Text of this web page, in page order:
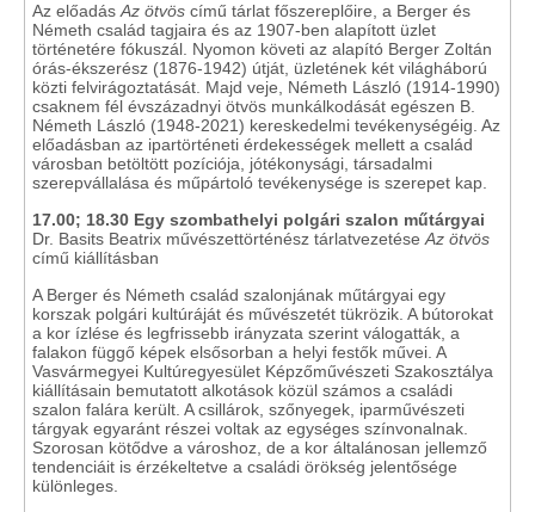
Az előadás Az ötvös című tárlat főszereplőire, a Berger és
Németh család tagjaira és az 1907-ben alapított üzlet
történetére fókuszál. Nyomon követi az alapító Berger Zoltán
órás-ékszerész (1876-1942) útját, üzletének két világháború
közti felvirágoztatását. Majd veje, Németh László (1914-1990)
csaknem fél évszázadnyi ötvös munkálkodását egészen B.
Németh László (1948-2021) kereskedelmi tevékenységéig. Az
előadásban az ipartörténeti érdekességek mellett a család
városban betöltött pozíciója, jótékonysági, társadalmi
szerepvállalása és műpártoló tevékenysége is szerepet kap.
17.00; 18.30 Egy szombathelyi polgári szalon műtárgyai
Dr. Basits Beatrix művészettörténész tárlatvezetése Az ötvös
című kiállításban
A Berger és Németh család szalonjának műtárgyai egy
korszak polgári kultúráját és művészetét tükrözik. A bútorokat
a kor ízlése és legfrissebb irányzata szerint válogatták, a
falakon függő képek elsősorban a helyi festők művei. A
Vasvármegyei Kultúregyesület Képzőművészeti Szakosztálya
kiállításain bemutatott alkotások közül számos a családi
szalon falára került. A csillárok, szőnyegek, iparművészeti
tárgyak egyaránt részei voltak az egységes színvonalnak.
Szorosan kötődve a városhoz, de a kor általánosan jellemző
tendenciáit is érzékeltetve a családi örökség jelentősége
különleges.